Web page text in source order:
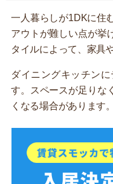
一人暮らしが1DKに住
アウトが難しい点が挙
タイルによって、家具
ダイニングキッチン
す。スペースが足りな
くなる場合があります。